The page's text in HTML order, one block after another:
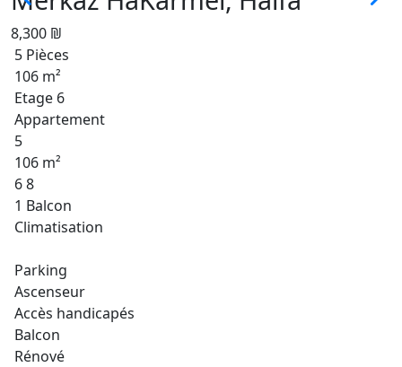
8,300 ₪
5 Pièces
106 m²
Etage 6
Appartement
5
106 m²
6 8
1 Balcon
Climatisation
Parking
Ascenseur
Accès handicapés
Balcon
Rénové